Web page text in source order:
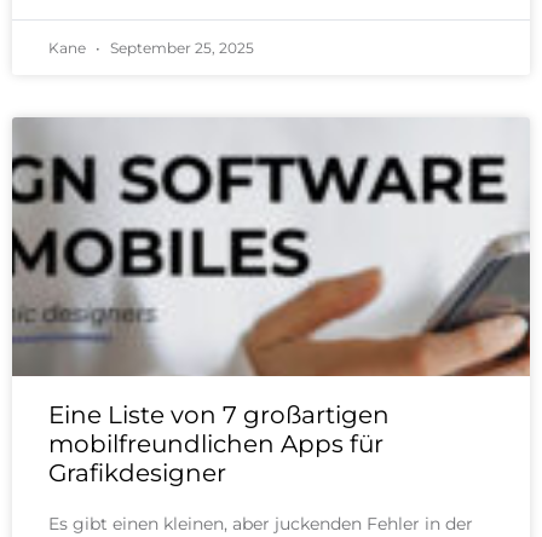
Kane September 25, 2025
Eine Liste von 7 großartigen
mobilfreundlichen Apps für
Grafikdesigner
Es gibt einen kleinen, aber juckenden Fehler in der